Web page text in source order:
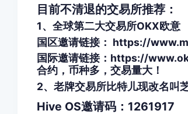
目前不清退的交易所推荐：
1、全球第二大交易所OKX欧意
国区邀请链接： https://
国际邀请链接：https://
合约， 币种多，交易量大！
2、老牌交易所比特儿现改名
Hive OS邀请码：1261917